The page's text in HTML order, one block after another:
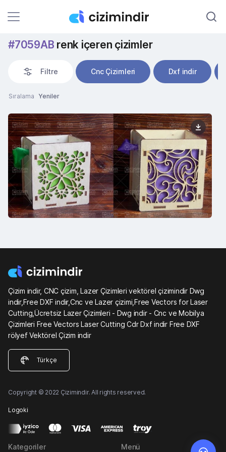
#7059AB renk içeren çizimler
Filtre Cnc Çizimleri Dxf indir
Sıralama Yeniler
Çizim indir, CNC çizim, Lazer Çizimleri vektörel çizimindir Dwg
indir,Free DXF indir,Cnc ve Lazer çizimi,Free Vectors for Laser
Cutting,Ücretsiz Lazer Çizimleri - Dwg indir - Cnc ve Mobilya
Çizimleri Free Vectors Laser Cutting Cdr Dxf indir Free DXF
rölyef Vektörel Çizim indir
Türkçe
Copyright © 2022 Çizimindir. All rights reserved.
Logoki
Kategoriler Menü